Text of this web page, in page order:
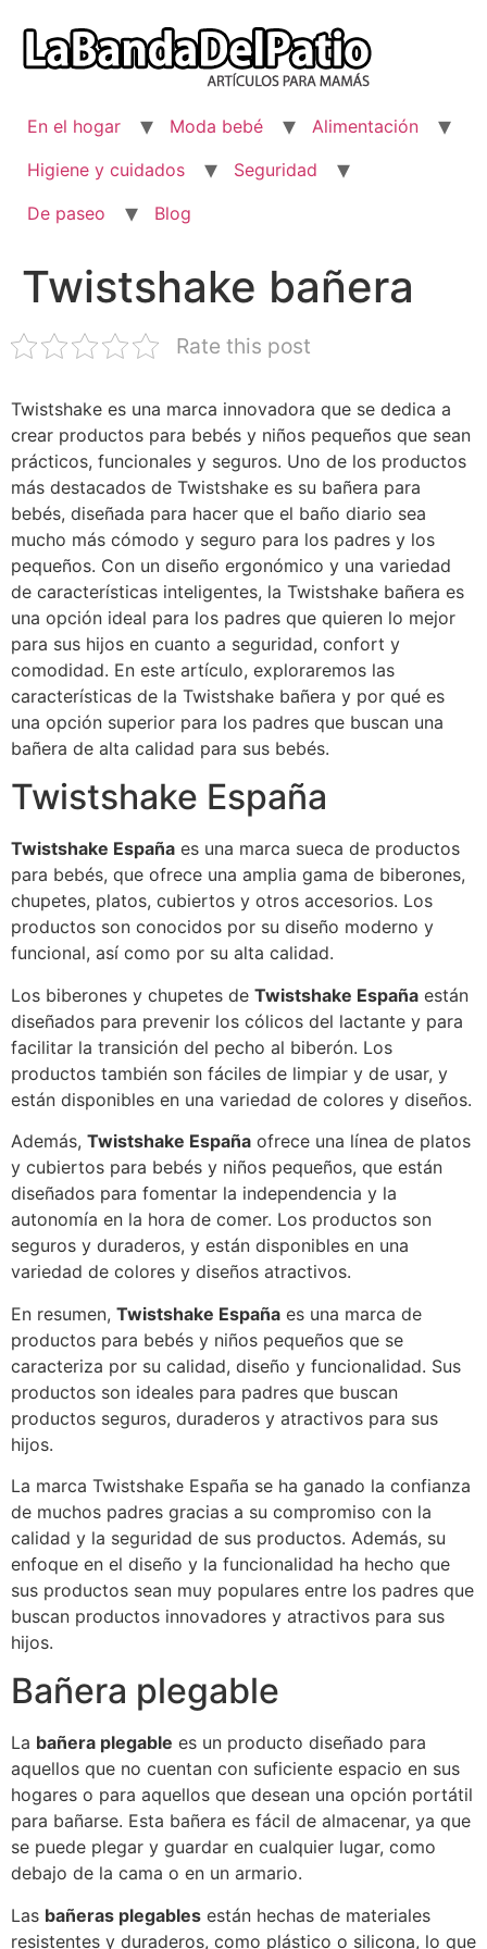
contenido
En el hogar Moda bebé
Alimentación
Higiene y cuidados
Seguridad
De paseo
Blog
Twistshake bañera
Rate this post
Twistshake es una marca innovadora que se dedica a
crear productos para bebés y niños pequeños que sean
prácticos, funcionales y seguros. Uno de los productos
más destacados de Twistshake es su bañera para
bebés, diseñada para hacer que el baño diario sea
mucho más cómodo y seguro para los padres y los
pequeños. Con un diseño ergonómico y una variedad
de características inteligentes, la Twistshake bañera es
una opción ideal para los padres que quieren lo mejor
para sus hijos en cuanto a seguridad, confort y
comodidad. En este artículo, exploraremos las
características de la Twistshake bañera y por qué es
una opción superior para los padres que buscan una
bañera de alta calidad para sus bebés.
Twistshake España
Twistshake España es una marca sueca de productos
para bebés, que ofrece una amplia gama de biberones,
chupetes, platos, cubiertos y otros accesorios. Los
productos son conocidos por su diseño moderno y
funcional, así como por su alta calidad.
Los biberones y chupetes de Twistshake España están
diseñados para prevenir los cólicos del lactante y para
facilitar la transición del pecho al biberón. Los
productos también son fáciles de limpiar y de usar, y
están disponibles en una variedad de colores y diseños.
Además, Twistshake España ofrece una línea de platos
y cubiertos para bebés y niños pequeños, que están
diseñados para fomentar la independencia y la
autonomía en la hora de comer. Los productos son
seguros y duraderos, y están disponibles en una
variedad de colores y diseños atractivos.
En resumen, Twistshake España es una marca de
productos para bebés y niños pequeños que se
caracteriza por su calidad, diseño y funcionalidad. Sus
productos son ideales para padres que buscan
productos seguros, duraderos y atractivos para sus
hijos.
La marca Twistshake España se ha ganado la confianza
de muchos padres gracias a su compromiso con la
calidad y la seguridad de sus productos. Además, su
enfoque en el diseño y la funcionalidad ha hecho que
sus productos sean muy populares entre los padres que
buscan productos innovadores y atractivos para sus
hijos.
Bañera plegable
La bañera plegable es un producto diseñado para
aquellos que no cuentan con suficiente espacio en sus
hogares o para aquellos que desean una opción portátil
para bañarse. Esta bañera es fácil de almacenar, ya que
se puede plegar y guardar en cualquier lugar, como
debajo de la cama o en un armario.
Las bañeras plegables están hechas de materiales
resistentes y duraderos, como plástico o silicona, lo que